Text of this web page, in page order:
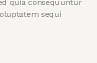
quia consequuntur
sequi